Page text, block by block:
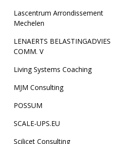
Lascentrum Arrondissement
Mechelen
LENAERTS BELASTINGADVIES
COMM. V
Living Systems Coaching
MJM Consulting
POSSUM
SCALE-UPS.EU
Scilicet Consulting